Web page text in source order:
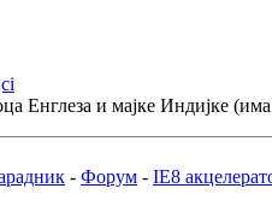
Енглеза и мајке Индијке
- Форум - IE8